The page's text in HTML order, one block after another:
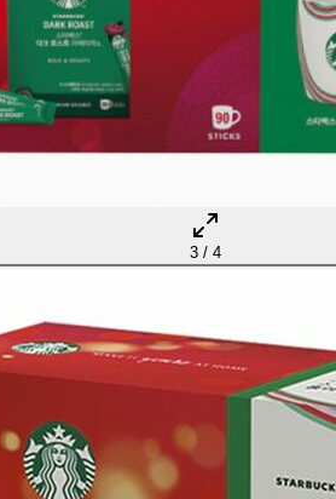
3/ 4